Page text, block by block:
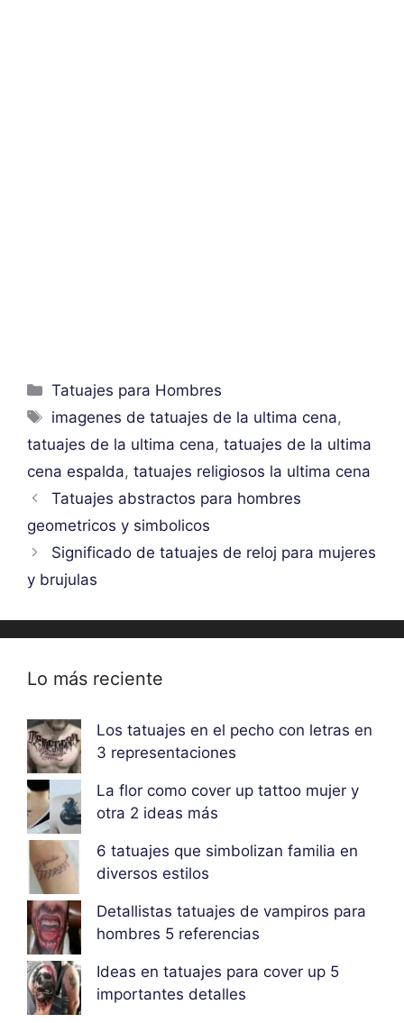
Categorías
Tatuajes para Hombres
Etiquetas
imagenes de tatuajes de la ultima cena,
tatuajes de la ultima cena, tatuajes de la ultima
cena espalda, tatuajes religiosos la ultima cena
Tatuajes abstractos para hombres
geometricos y simbolicos
Significado de tatuajes de reloj para mujeres
y brujulas
Lo más reciente
Los tatuajes en el pecho con letras en
3 representaciones
La flor como cover up tattoo mujer y
otra 2 ideas más
6 tatuajes que simbolizan familia en
diversos estilos
Detallistas tatuajes de vampiros para
hombres 5 referencias
Ideas en tatuajes para cover up 5
importantes detalles